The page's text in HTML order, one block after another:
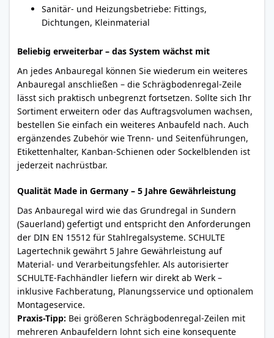
Sanitär- und Heizungsbetriebe: Fittings,
Dichtungen, Kleinmaterial
Beliebig erweiterbar – das System wächst mit
An jedes Anbauregal können Sie wiederum ein weiteres
Anbauregal anschließen – die Schrägbodenregal-Zeile
lässt sich praktisch unbegrenzt fortsetzen. Sollte sich Ihr
Sortiment erweitern oder das Auftragsvolumen wachsen,
bestellen Sie einfach ein weiteres Anbaufeld nach. Auch
ergänzendes Zubehör wie Trenn- und Seitenführungen,
Etikettenhalter, Kanban-Schienen oder Sockelblenden ist
jederzeit nachrüstbar.
Qualität Made in Germany – 5 Jahre Gewährleistung
Das Anbauregal wird wie das Grundregal in Sundern
(Sauerland) gefertigt und entspricht den Anforderungen
der DIN EN 15512 für Stahlregalsysteme. SCHULTE
Lagertechnik gewährt 5 Jahre Gewährleistung auf
Material- und Verarbeitungsfehler. Als autorisierter
SCHULTE-Fachhändler liefern wir direkt ab Werk –
inklusive Fachberatung, Planungsservice und optionalem
Montageservice.
Praxis-Tipp: Bei größeren Schrägbodenregal-Zeilen mit
mehreren Anbaufeldern lohnt sich eine konsequente